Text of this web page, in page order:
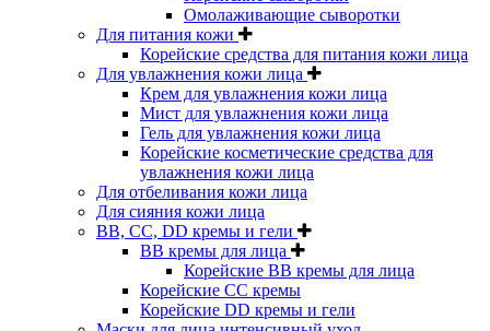
Омолаживающие сыворотки
Для питания кожи
Корейские средства для питания кожи лица
Для увлажнения кожи лица
Крем для увлажнения кожи лица
Мист для увлажнения кожи лица
Гель для увлажнения кожи лица
Корейские косметические средства для
увлажнения кожи лица
Для отбеливания кожи лица
Для сияния кожи лица
BB, CC, DD кремы и гели
BB кремы для лица
Корейские BB кремы для лица
Корейские CC кремы
Корейские DD кремы и гели